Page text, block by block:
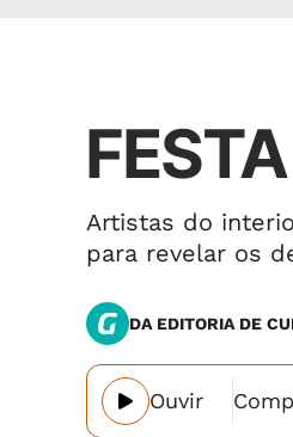
Artistas do
para revelar os
DA EDITORIA DE
Ouvir